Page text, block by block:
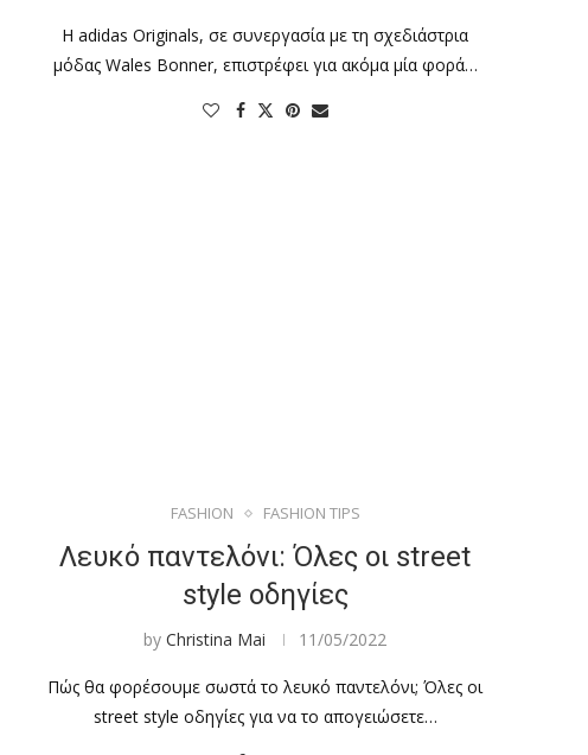
Η adidas Originals, σε συνεργασία με τη σχεδιάστρια
μόδας Wales Bonner, επιστρέφει για ακόμα μία φορά…
FASHION FASHION TIPS
Λευκό παντελόνι: Όλες οι street
style οδηγίες
byChristina Mai 11/05/2022
Πώς θα φορέσουμε σωστά το λευκό παντελόνι; Όλες οι
street style οδηγίες για να το απογειώσετε…